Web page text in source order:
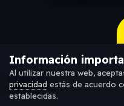
Información
Al utilizar nuestra web,
privacidad estás de acuerdo
establecidas.